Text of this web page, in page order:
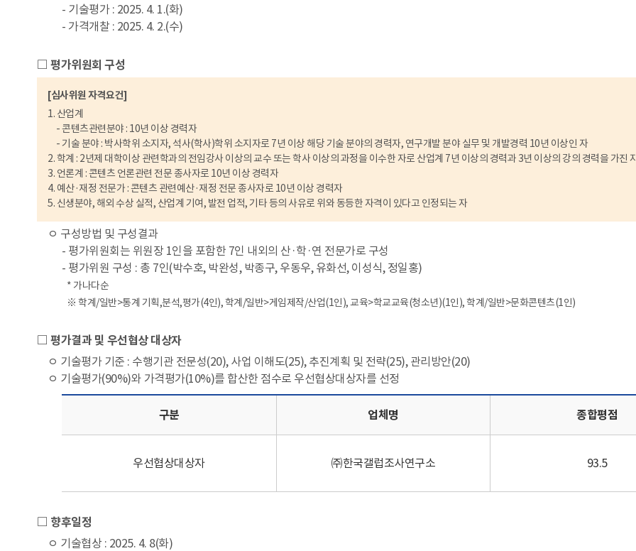
- 기술평가 : 2025. 4. 1.(화)
- 가격개찰 : 2025. 4. 2.(수)
□ 평가위원회 구성
[심사위원 자격요건]
1. 산업계
- 콘텐츠관련분야 : 10년 이상 경력자
- 기술 분야 : 박사학위 소지자, 석사(학사)학위 소지자로 7년 이상 해당 기술 분야의 경력자, 연구개발 분야 실무 및 개발경력 10년 이상인 자
2. 학계 : 2년제 대학이상 관련학과의 전임강사 이상의 교수 또는 학사 이상의 과정을 이수한 자로 산업계 7년 이상의 경력과 3년 이상의 강의 경력을 가진
3. 언론계 : 콘텐츠 언론관련 전문 종사자로 10년 이상 경력자
4. 예산·재정 전문가 : 콘텐츠 관련예산·재정 전문 종사자로 10년 이상 경력자
5. 신생분야, 해외 수상 실적, 산업계 기여, 발전 업적, 기타 등의 사유로 위와 동등한 자격이 있다고 인정되는 자
ㅇ 구성방법 및 구성결과
- 평가위원회는 위원장 1인을 포함한 7인 내외의 산·학·연 전문가로 구성
- 평가위원 구성 : 총 7인(박수호, 박완성, 박종구, 우동우, 유화선, 이성식, 정일홍)
* 가나다순
※ 학계/일반>통계 기획,분석,평가(4인), 학계/일반>게임제작/산업(1인), 교육>학교교육(청소년)(1인), 학계/일반>문화콘텐츠(1인)
□ 평가결과 및 우선협상 대상자
ㅇ 기술평가 기준 : 수행기관 전문성(20), 사업 이해도(25), 추진계획 및 전략(25), 관리방안(20)
ㅇ 기술평가(90%)와 가격평가(10%)를 합산한 점수로 우선협상대상자를 선정
평가결과 및 우선협상 대상자 | 구분, 업체명, 종합평점, 종합의견으로
구분 업체명 종합평점
우선협상대상자 ㈜한국갤럽조사연구소 93.5
□ 향후일정
ㅇ 기술협상 : 2025. 4. 8(화)